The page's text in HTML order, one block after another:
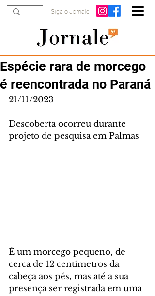
Siga o Jornale
Espécie rara de morcego
é reencontrada no Paraná
21/11/2023
Descoberta ocorreu durante
projeto de pesquisa em Palmas
É um morcego pequeno, de
cerca de 12 centímetros da
cabeça aos pés, mas até a sua
presença ser registrada em uma